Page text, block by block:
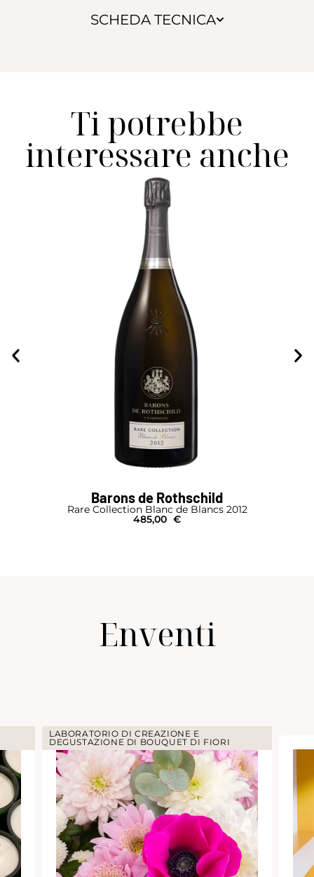
SCHEDA TECNICA
Ti potrebbe
interessare anche
Barons de Rothschild
Rare Collection Blanc de Blancs 2012
485,00 €
Enventi
LABORATORIO DI CREAZIONE E
DEGUSTAZIONE DI BOUQUET DI FIORI